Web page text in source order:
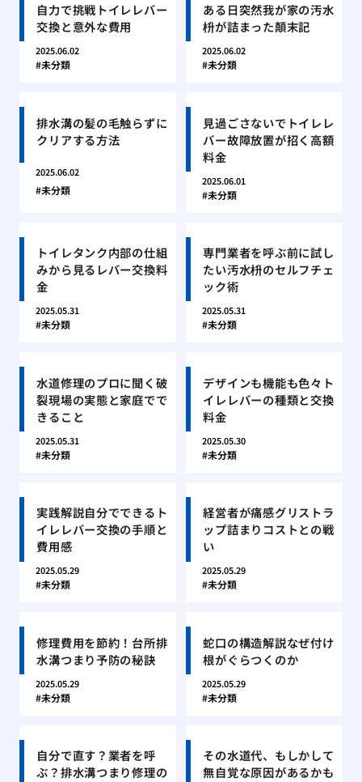
自力で挑戦トイレレバー
交換と意外な費用
2025.06.02
未分類
ある日突然我が家の汚水
枡が詰まった顛末記
2025.06.02
未分類
排水溝の髪の毛触らずに
クリアする方法
2025.06.02
未分類
見過ごさないでトイレレ
バー故障放置が招く高額
料金
2025.06.01
未分類
トイレタンク内部の仕組
みから見るレバー交換料
金
2025.05.31
未分類
専門業者を呼ぶ前に試し
たい汚水枡のセルフチェ
ック術
2025.05.31
未分類
水道修理のプロに聞く破
裂現場の実態と家庭でで
きること
2025.05.31
未分類
デザインも機能も色々ト
イレレバーの種類と交換
料金
2025.05.30
未分類
実践解説自分でできるト
イレレバー交換の手順と
費用感
2025.05.29
未分類
経営者が痛感グリストラ
ップ詰まりコストとの戦
い
2025.05.29
未分類
修理費用を節約！台所排
水溝つまり予防の秘訣
2025.05.29
未分類
蛇口の構造解説なぜ付け
根がぐらつくのか
2025.05.29
未分類
自分で直す？業者を呼
ぶ？排水溝つまり修理の
その水道代、もしかして
無自覚な原因があるかも